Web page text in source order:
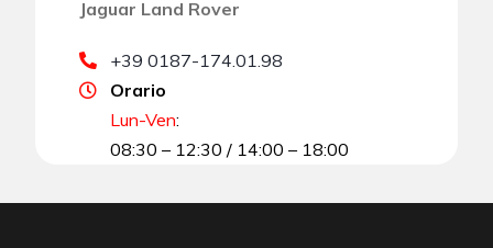
Jaguar Land Rover
+39 0187-174.01.98
Orario
Lun-Ven:
08:30 – 12:30 / 14:00 – 18:00